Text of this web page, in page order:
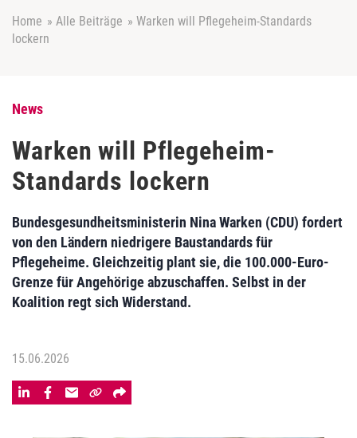
Home » Alle Beiträge » Warken will Pflegeheim-Standards
lockern
News
Warken will Pflegeheim-
Standards lockern
Bundesgesundheitsministerin Nina Warken (CDU) fordert
von den Ländern niedrigere Baustandards für
Pflegeheime. Gleichzeitig plant sie, die 100.000-Euro-
Grenze für Angehörige abzuschaffen. Selbst in der
Koalition regt sich Widerstand.
15.06.2026